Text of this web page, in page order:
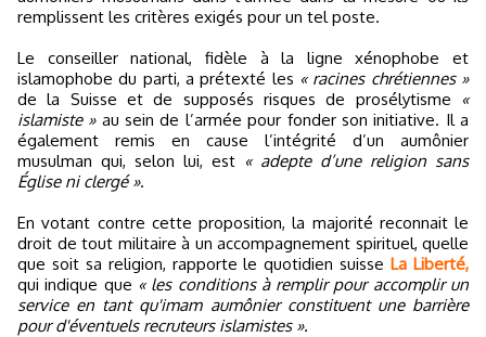
remplissent les critères exigés pour un tel poste.
Le conseiller national, fidèle à la ligne xénophobe et
islamophobe du parti, a prétexté les « racines chrétiennes »
de la Suisse et de supposés risques de prosélytisme
«
islamiste »au sein de l’armée pour fonder son initiative. Il a
également remis en cause l’intégrité d’un aumônier
musulman qui, selon lui, est « adepte d’une religion sans
Église ni clergé ».
En votant contre cette proposition, la majorité reconnait le
droit de tout militaire à un accompagnement spirituel, quelle
que soit sa religion, rapporte le quotidien suisseLa Liberté,
qui indique que « les conditions à remplir pour accomplir un
service en tant qu'imam aumônier constituent une barrière
pour d'éventuels recruteurs islamistes ».